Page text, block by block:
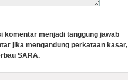
komentar menjadi tanggung jawab
jika mengandung perkataan kasar,
SARA.